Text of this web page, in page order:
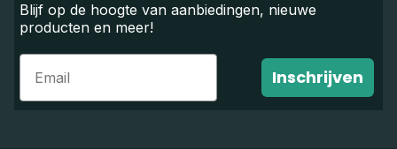
Blijf op de hoogte van aanbiedingen, nieuwe
producten en meer!
Email
Inschrijven